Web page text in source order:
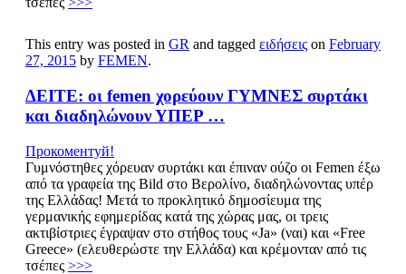
This entry was posted in GR and tagged ειδήσεις on February
27, 2015 by FEMEN.
ΔΕΙΤΕ: οι femen χορεύουν ΓΥΜΝΕΣ συρτάκι
και διαδηλώνουν ΥΠΕΡ …
Прокоментуй!
​Γυμνόστηθες χόρευαν συρτάκι και έπιναν ούζο οι Femen έξω
από τα γραφεία της Bild στο Βερολίνο, διαδηλώνοντας υπέρ
της Ελλάδας! Μετά το προκλητικό δημοσίευμα της
γερμανικής εφημερίδας κατά της χώρας μας, οι τρεις
ακτιβίστριες έγραψαν στο στήθος τους «Ja» (ναι) και «Free
Greece» (ελευθερώστε την Ελλάδα) και κρέμονταν από τις
τσέπες >>>